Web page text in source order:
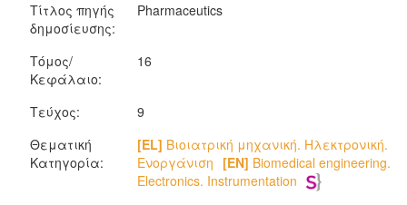
Τίτλος πηγής
δημοσίευσης:
Pharmaceutics
Τόμος/
Κεφάλαιο:
16
Τεύχος:
9
Θεματική
Κατηγορία:
[EL] Βιοιατρική μηχανική. Ηλεκτρονική.
Ενοργάνιση [EN] Biomedical engineering.
Electronics. Instrumentation